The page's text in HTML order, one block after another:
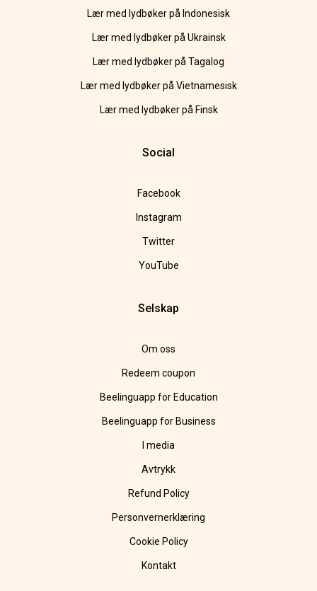
Lær med lydbøker på Indonesisk
Lær med lydbøker på Ukrainsk
Lær med lydbøker på Tagalog
Lær med lydbøker på Vietnamesisk
Lær med lydbøker på Finsk
Social
Facebook
Instagram
Twitter
YouTube
Selskap
Om oss
Redeem coupon
Beelinguapp for Education
Beelinguapp for Business
I media
Avtrykk
Refund Policy
Personvernerklæring
Cookie Policy
Kontakt